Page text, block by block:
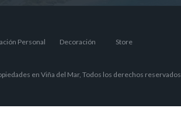
Personal
Decoración
Store
en Viña del Mar, Todos los derechos reservados.